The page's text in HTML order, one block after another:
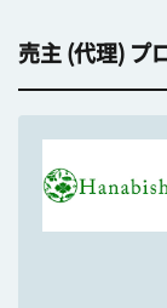
売主 (代理) プ